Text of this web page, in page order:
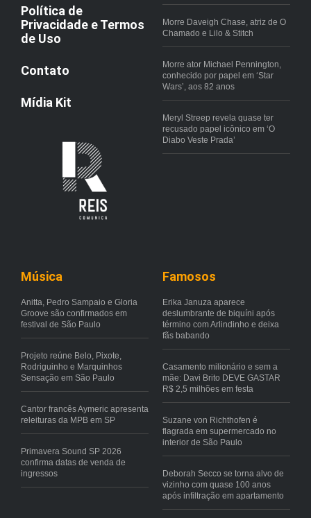
Política de
Privacidade e Termos
de Uso
Contato
Mídia Kit
Morre Daveigh Chase, atriz de O
Chamado e Lilo & Stitch
Morre ator Michael Pennington,
conhecido por papel em ‘Star
Wars’, aos 82 anos
Meryl Streep revela quase ter
recusado papel icônico em ‘O
Diabo Veste Prada’
Música
Anitta, Pedro Sampaio e Gloria
Groove são confirmados em
festival de São Paulo
Projeto reúne Belo, Pixote,
Rodriguinho e Marquinhos
Sensação em São Paulo
Cantor francês Aymeric apresenta
releituras da MPB em SP
Primavera Sound SP 2026
confirma datas de venda de
ingressos
Famosos
Erika Januza aparece
deslumbrante de biquíni após
término com Arlindinho e deixa
fãs babando
Casamento milionário e sem a
mãe: Davi Brito DEVE GASTAR
R$ 2,5 milhões em festa
Suzane von Richthofen é
flagrada em supermercado no
interior de São Paulo
Deborah Secco se torna alvo de
vizinho com quase 100 anos
após infiltração em apartamento